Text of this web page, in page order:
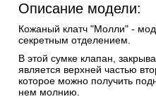
Описание модели:
Кожаный клатч "Молли" -
секретным отделением.
В этой сумке клапан,
является верхней частью
которое можно получить
нем молнию.